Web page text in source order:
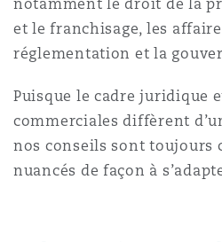
Francisco
2 New Bailey
notamment le droit de la
et le franchisage, les
réglementation et la
Puisque le cadre juridique
commerciales diffèrent
nos conseils sont toujours
nuancés de façon à